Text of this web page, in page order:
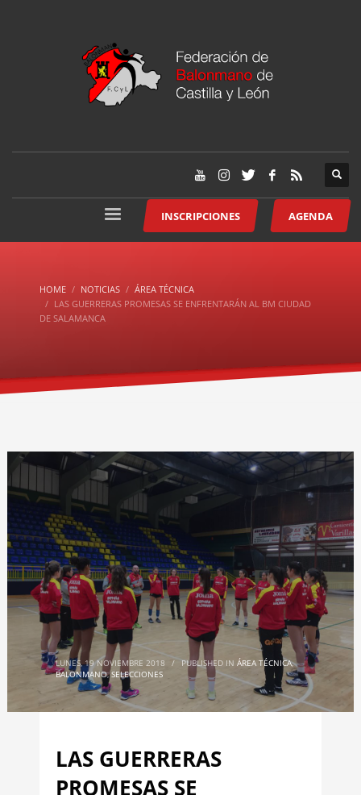
INSCRIPCIONES AGENDA
HOME NOTICIAS
ÁREA TÉCNICA
LAS GUERRERAS PROMESAS SE ENFRENTARÁN AL BM CIUDAD
DE SALAMANCA
LUNES, 19 NOVIEMBRE 2018 / PUBLISHED IN ÁREA TÉCNICA,
BALONMANO,SELECCIONES
LAS GUERRERAS
PROMESAS SE